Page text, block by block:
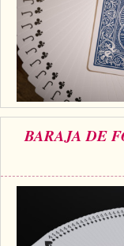
BARAJA DE